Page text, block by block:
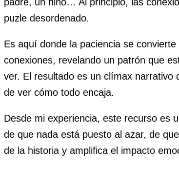
puzle desordenado.
Es aquí donde la paciencia se
conexiones, revelando un patrón que
ver. El resultado es un clímax narrativo
de ver cómo todo encaja.
Desde mi experiencia, este recurso es
de que nada está puesto al azar, de
de la historia y amplifica el impacto